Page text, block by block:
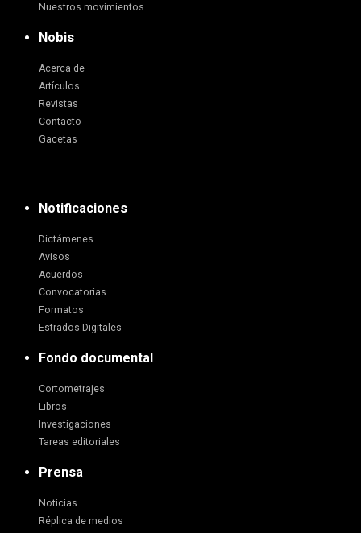
Nuestros movimientos
Nobis
Acerca de
Artículos
Revistas
Contacto
Gacetas
Notificaciones
Dictámenes
Avisos
Acuerdos
Convocatorias
Formatos
Estrados Digitales
Fondo documental
Cortometrajes
Libros
Investigaciones
Tareas editoriales
Prensa
Noticias
Réplica de medios